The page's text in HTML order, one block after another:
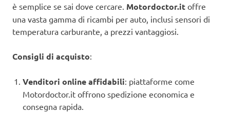
è semplice se sai dove cercare. Motordoctor.it offre
una vasta gamma di ricambi per auto, inclusi sensori di
temperatura carburante, a prezzi vantaggiosi.
Consigli di acquisto:
Venditori online affidabili: piattaforme come
Motordoctor.it offrono spedizione economica e
consegna rapida.